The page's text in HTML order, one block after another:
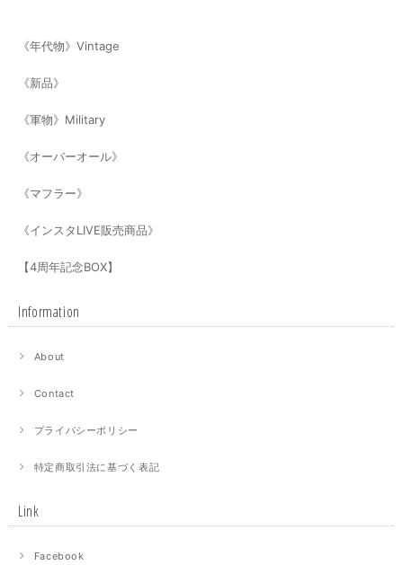
《年代物》Vintage
《新品》
《軍物》Military
《オーバーオール》
《マフラー》
《インスタLIVE販売商品》
【4周年記念BOX】
Information
About
Contact
プライバシーポリシー
特定商取引法に基づく表記
Link
Facebook